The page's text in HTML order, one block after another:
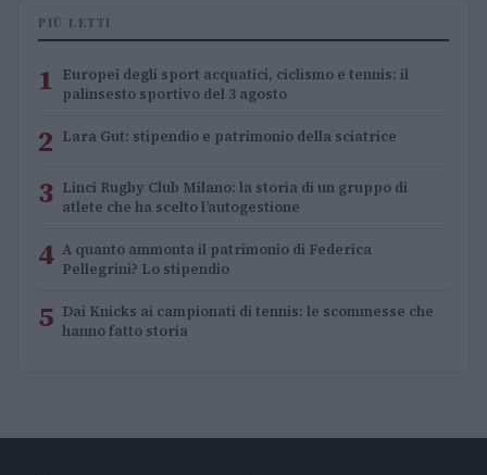
PIÙ LETTI
1 Europei degli sport acquatici, ciclismo e tennis: il
palinsesto sportivo del 3 agosto
2 Lara Gut: stipendio e patrimonio della sciatrice
3 Linci Rugby Club Milano: la storia di un gruppo di
atlete che ha scelto l’autogestione
4 A quanto ammonta il patrimonio di Federica
Pellegrini? Lo stipendio
5 Dai Knicks ai campionati di tennis: le scommesse che
hanno fatto storia